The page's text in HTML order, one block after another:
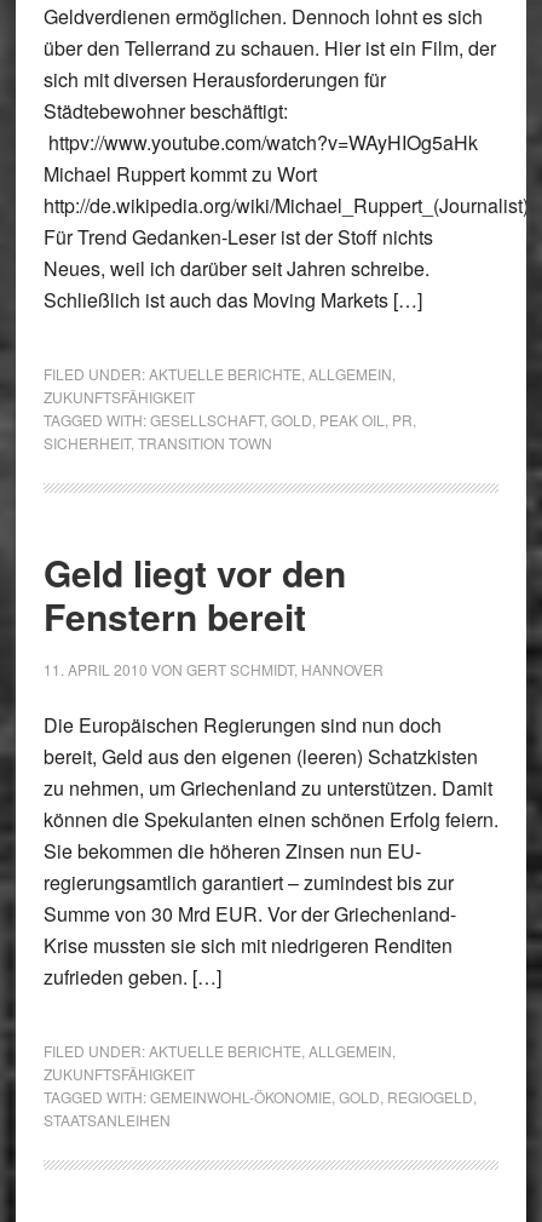
Geldverdienen ermöglichen. Dennoch lohnt es sich
über den Tellerrand zu schauen. Hier ist ein Film, der
sich mit diversen Herausforderungen für
Städtebewohner beschäftigt:
httpv://www.youtube.com/watch?v=WAyHIOg5aHk
Michael Ruppert kommt zu Wort
http://de.wikipedia.org/wiki/Michael_Ruppert_(Journalist)
Für Trend Gedanken-Leser ist der Stoff nichts
Neues, weil ich darüber seit Jahren schreibe.
Schließlich ist auch das Moving Markets […]
FILED UNDER:AKTUELLE BERICHTE ALLGEMEIN
ZUKUNFTSFÄHIGKEIT
TAGGED WITH:GESELLSCHAFT, GOLD PEAK OIL PR
SICHERHEIT, TRANSITION TOWN
Geld liegt vor den
Fenstern bereit
11. APRIL 2010 VON GERT SCHMIDT, HANNOVER
Die Europäischen Regierungen sind nun doch
bereit, Geld aus den eigenen (leeren) Schatzkisten
zu nehmen, um Griechenland zu unterstützen. Damit
können die Spekulanten einen schönen Erfolg feiern.
Sie bekommen die höheren Zinsen nun EU-
regierungsamtlich garantiert – zumindest bis zur
Summe von 30 Mrd EUR. Vor der Griechenland-
Krise mussten sie sich mit niedrigeren Renditen
zufrieden geben. […]
FILED UNDER:AKTUELLE BERICHTE ALLGEMEIN
ZUKUNFTSFÄHIGKEIT
TAGGED WITH:GEMEINWOHL-ÖKONOMIE GOLD REGIOGELD
STAATSANLEIHEN